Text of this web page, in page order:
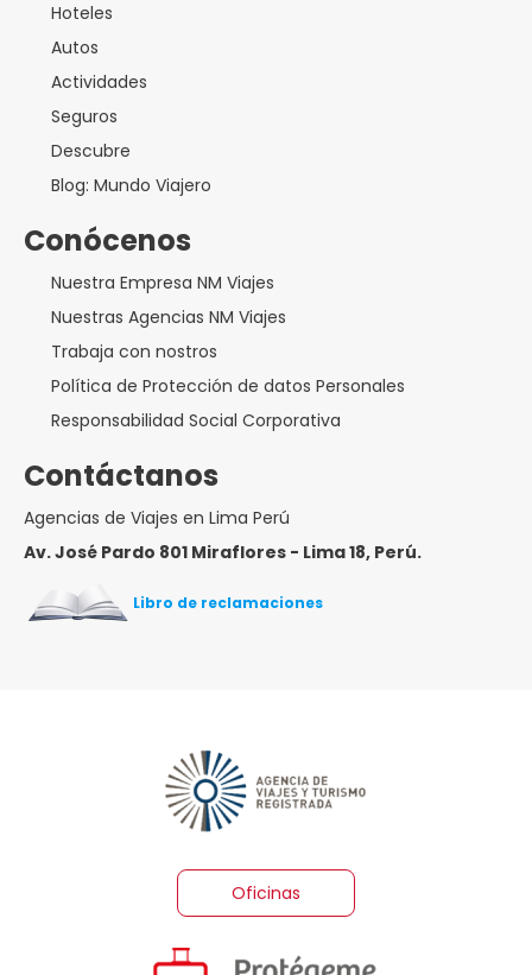
Hoteles
Autos
Actividades
Seguros
Descubre
Blog: Mundo Viajero
Conócenos
Nuestra Empresa NM Viajes
Nuestras Agencias NM Viajes
Trabaja con nostros
Política de Protección de datos Personales
Responsabilidad Social Corporativa
Contáctanos
Agencias de Viajes en Lima Perú
Av. José Pardo 801 Miraflores - Lima 18, Perú.
Libro de reclamaciones
Oficinas